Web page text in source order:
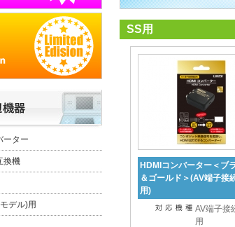
ーター
換機
デル)用
SS用
HDMIコンバーター＜ブ
＆ゴールド＞(AV端子接
用)
AV端子接
用